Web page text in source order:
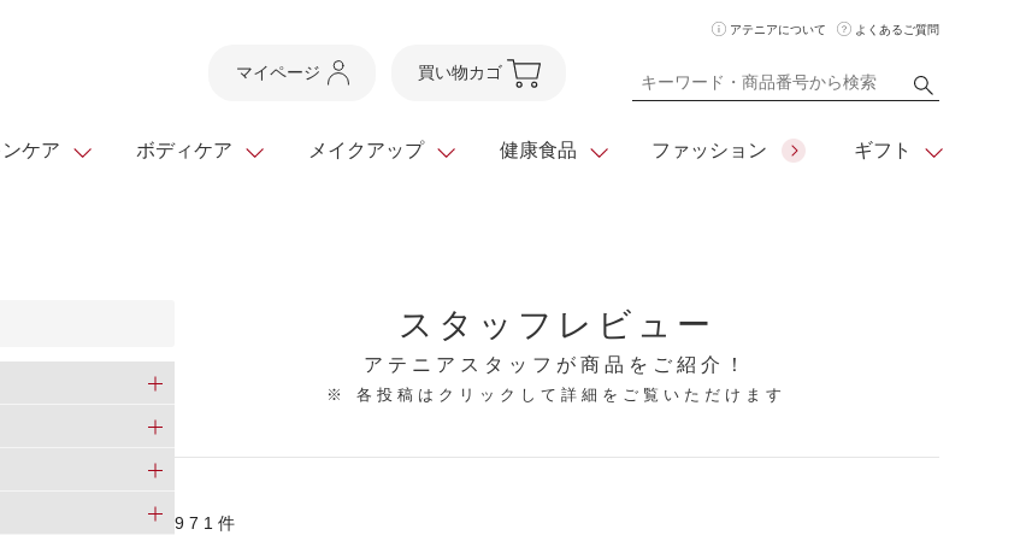
アテニアについて よくあるご質問
マイページ 買い物カゴ
ケア
クレンジング
化粧水
乳液・ジェル・クリーム 美容液・クリーム
ボディケア
ボディケア・ハンドケア
・フレグランス
メイクアップ
アイメイク
フェイスカラー
リップメイク メイクグッズ
健康食品
ビューティシリーズ ダイエットシリーズ
青汁シリーズ ベーシックシリーズ
ヘルスシリーズ 全商品一覧
ファッション ギフト
スキンクリア クレンズ
オイル 専用ギフト
贈れるeギフト
スタッフレビュー
アテニアスタッフが商品をご紹介！
※ 各投稿はクリックして詳細をご覧いただけます
971件